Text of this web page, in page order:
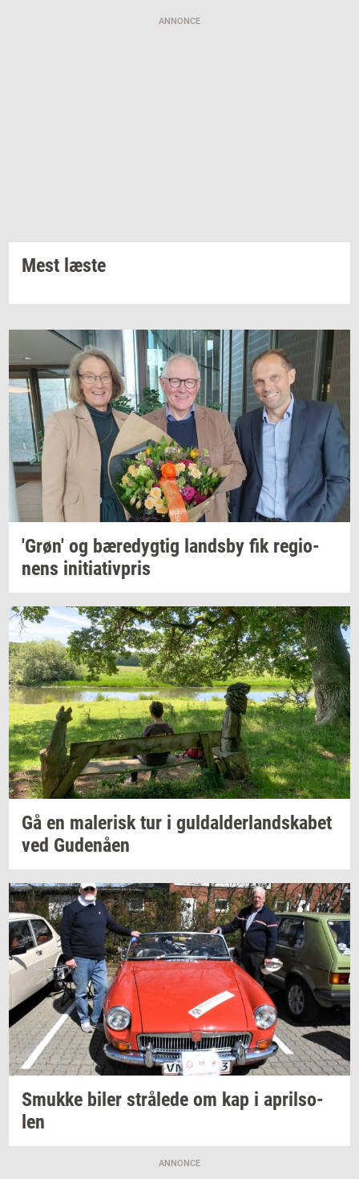
ANNONCE
Mest læste
'Grøn' og bæ­re­dyg­tig lands­by fik re­gio­
nens ini­ti­a­tiv­pris
Gå en ma­le­risktur i gul­dal­der­land­ska­bet
ved Gu­denå­en
Smuk­ke biler strå­le­de om kap i april­so­
len
ANNONCE